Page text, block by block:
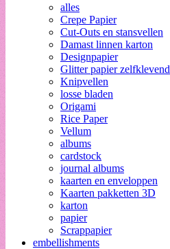
alles
Crepe Papier
Cut-Outs en stansvellen
Damast linnen karton
Designpapier
Glitter papier zelfklevend
Knipvellen
losse bladen
Origami
Rice Paper
Vellum
albums
cardstock
journal albums
kaarten en enveloppen
Kaarten pakketten 3D
karton
papier
Scrappapier
embellishments